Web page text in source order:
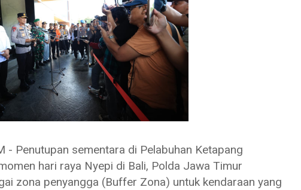
- Penutupan sementara di Pelabuhan Ketapang
hari raya Nyepi di Bali, Polda Jawa Timur
zona penyangga (Buffer Zona) untuk kendaraan yang